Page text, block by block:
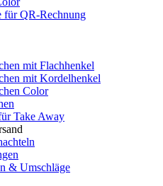
für QR-Rechnung
mit Flachhenkel
mit Kordelhenkel
Color
Take Away
& Umschläge